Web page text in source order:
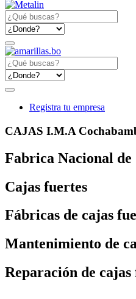
Registra tu empresa
CAJAS I.M.A
Fabrica Nacional
Cajas fuertes
Fábricas de cajas
Mantenimiento de
Reparación de cajas